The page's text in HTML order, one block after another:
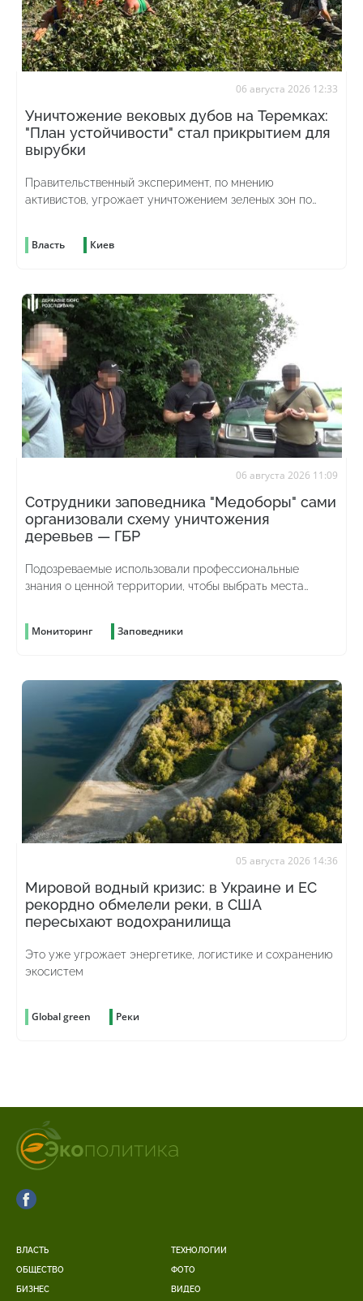
06 августа 2026 12:33
Уничтожение вековых дубов на Теремках:
"План устойчивости" стал прикрытием для
вырубки
Правительственный эксперимент, по мнению
активистов, угрожает уничтожением зеленых зон по
Власть Киев
06 августа 2026 11:09
Сотрудники заповедника "Медоборы" сами
организовали схему уничтожения
деревьев — ГБР
Подозреваемые использовали профессиональные
знания о ценной территории, чтобы выбрать места
Мониторинг Заповедники
05 августа 2026 14:36
Мировой водный кризис: в Украине и ЕС
рекордно обмелели реки, в США
пересыхают водохранилища
Это уже угрожает энергетике, логистике и сохранению
экосистем
Global green Реки
ВЛАСТЬ
ОБЩЕСТВО
БИЗНЕС
ТЕХНОЛОГИИ
ФОТО
ВИДЕО